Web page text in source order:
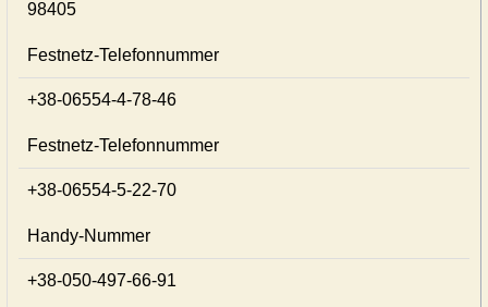
98405
Festnetz-Telefonnummer
+38-06554-4-78-46
Festnetz-Telefonnummer
+38-06554-5-22-70
Handy-Nummer
+38-050-497-66-91